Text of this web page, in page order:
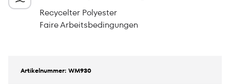
Recycelter Polyester
Faire Arbeitsbedingungen
Artikelnummer: WM930